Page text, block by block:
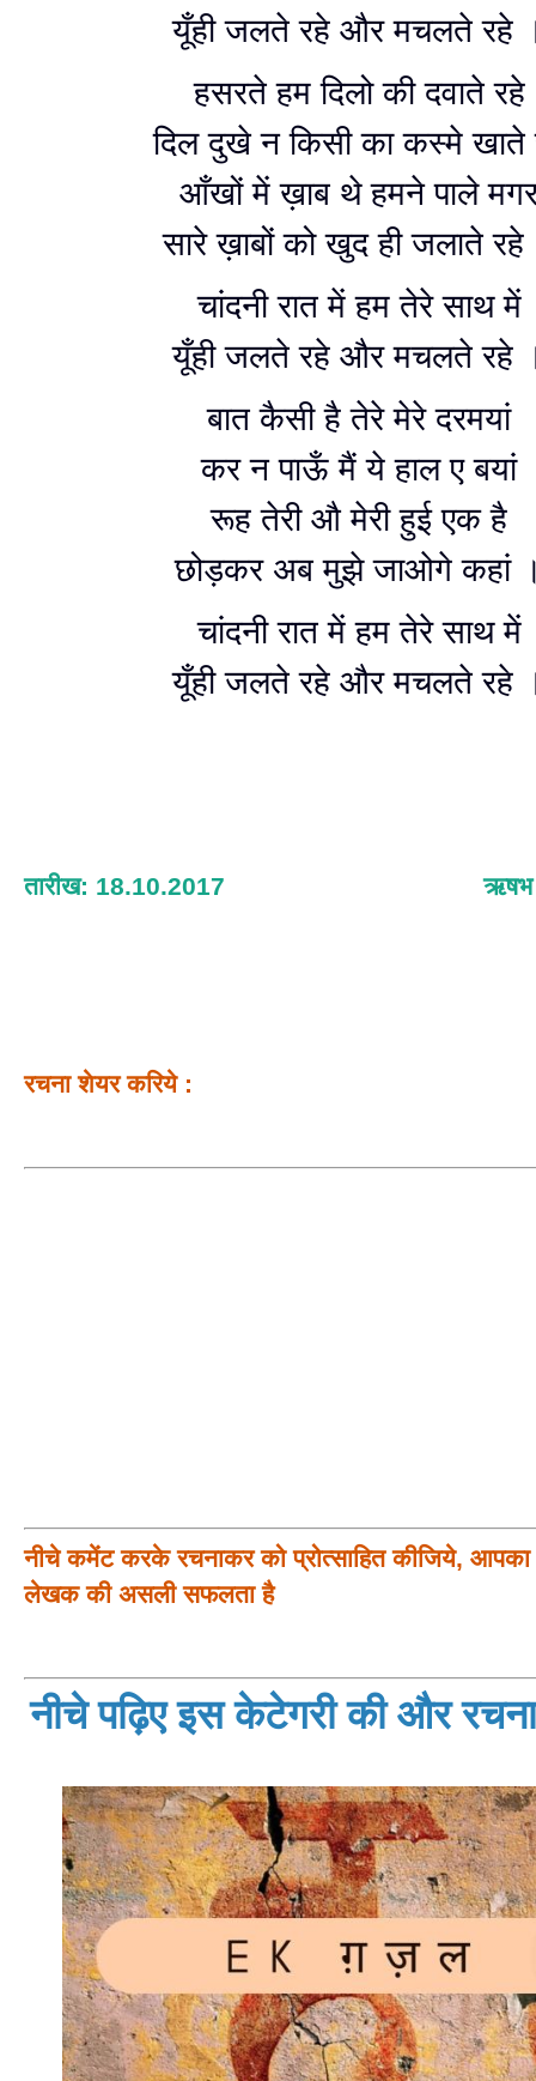
यूँही जलते रहे और मचलते रहे
हसरते हम दिलो की दवाते रहे
दिल दुखे न किसी का कस्मे खाते
आँखों में ख़ाब थे हमने पाले
सारे ख़ाबों को खुद ही जलाते
चांदनी रात में हम तेरे साथ में
यूँही जलते रहे और मचलते रहे
बात कैसी है तेरे मेरे दरमयां
कर न पाऊँ मैं ये हाल ए बयां
रूह तेरी औ मेरी हुई एक है
छोड़कर अब मुझे जाओगे कहां
चांदनी रात में हम तेरे साथ में
यूँही जलते रहे और मचलते रहे
तारीख: 18.10.2017 ऋषभ
रचना शेयर करिये :
नीचे कमेंट करके रचनाकर को प्रोत्साहित कीजिये, आपका
लेखक की असली सफलता है
नीचे पढ़िए इस केटेगरी की और